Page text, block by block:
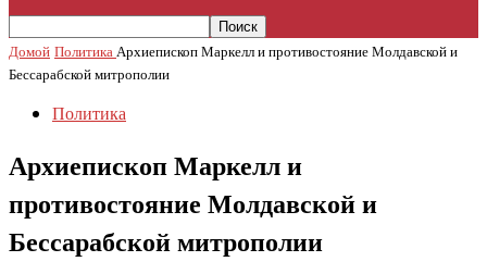
Домой ПолитикаАрхиепископ Маркелл и противостояние Молдавской и
Бессарабской митрополии
Политика
Архиепископ Маркелл и
противостояние Молдавской и
Бессарабской митрополии